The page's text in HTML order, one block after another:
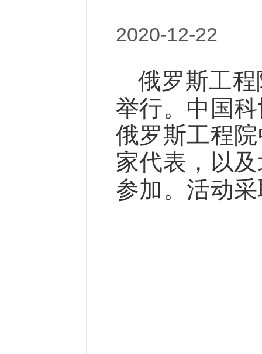
2020-12-22
俄罗斯工
举行。中国
俄罗斯工程
家代表，以
参加。活动